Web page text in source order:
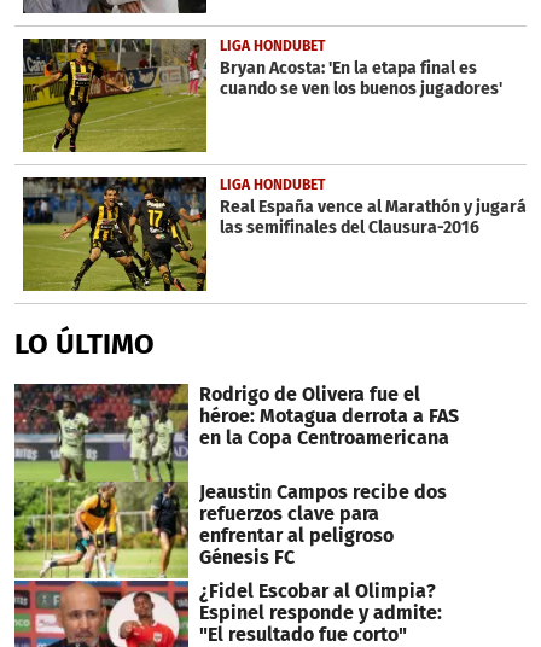
LIGA HONDUBET
Bryan Acosta: 'En la etapa final es
cuando se ven los buenos jugadores'
LIGA HONDUBET
Real España vence al Marathón y jugará
las semifinales del Clausura-2016
LO ÚLTIMO
Rodrigo de Olivera fue el
héroe: Motagua derrota a FAS
en la Copa Centroamericana
Jeaustin Campos recibe dos
refuerzos clave para
enfrentar al peligroso
Génesis FC
¿Fidel Escobar al Olimpia?
Espinel responde y admite:
"El resultado fue corto"